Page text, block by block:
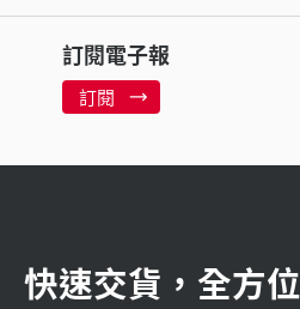
訂閱電子報
訂閱
快速交貨，全方